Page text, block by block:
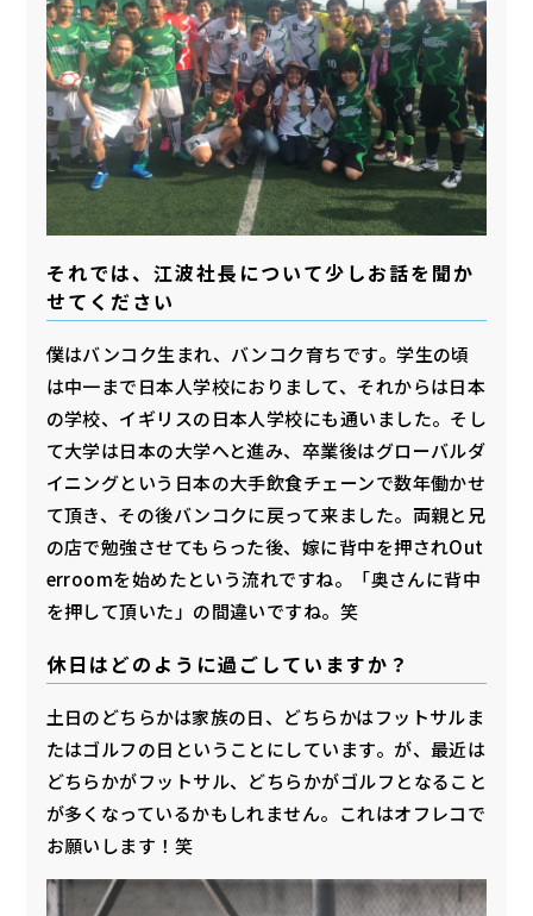
それでは、江波社長について少しお話を聞か
せてください
僕はバンコク生まれ、バンコク育ちです。学生の頃
は中一まで日本人学校におりまして、それからは日本
の学校、イギリスの日本人学校にも通いました。そし
て大学は日本の大学へと進み、卒業後はグローバルダ
イニングという日本の大手飲食チェーンで数年働かせ
て頂き、その後バンコクに戻って来ました。両親と兄
の店で勉強させてもらった後、嫁に背中を押されOut
erroomを始めたという流れですね。「奥さんに背中
を押して頂いた」の間違いですね。笑
休日はどのように過ごしていますか？
土日のどちらかは家族の日、どちらかはフットサルま
たはゴルフの日ということにしています。が、最近は
どちらかがフットサル、どちらかがゴルフとなること
が多くなっているかもしれません。これはオフレコで
お願いします！笑